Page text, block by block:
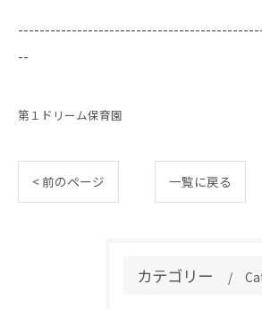
--
第１ドリーム保育園
< 前のページ 一覧に戻る
カテゴリー